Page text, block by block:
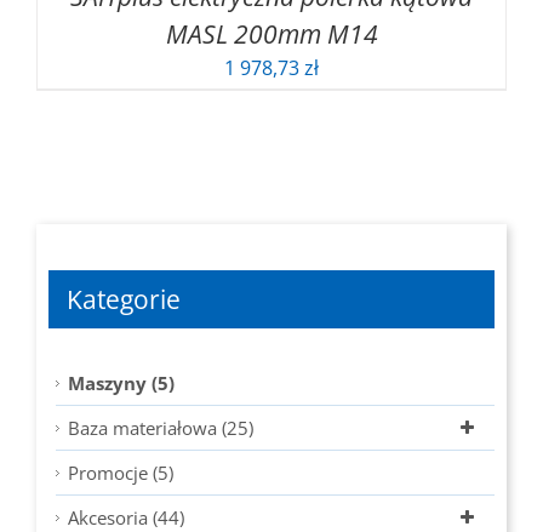
MASL 200mm M14
1 978,73zł
Kategorie
Maszyny (5)
Baza materiałowa (25)
Promocje (5)
Akcesoria (44)